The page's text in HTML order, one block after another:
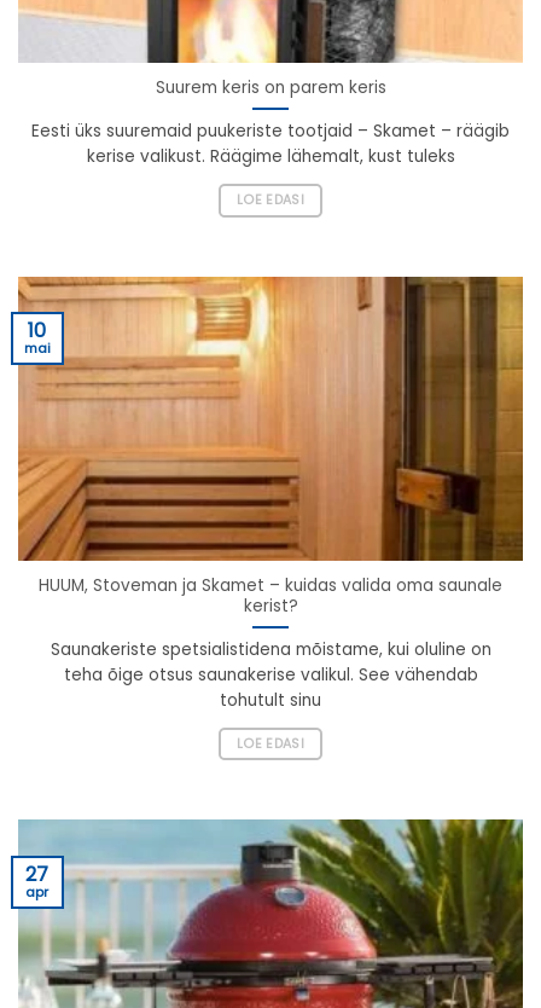
Suurem keris on parem keris
Eesti üks suuremaid puukeriste tootjaid – Skamet – räägib
kerise valikust. Räägime lähemalt, kust tuleks
LOE EDASI
HUUM, Stoveman ja Skamet – kuidas valida oma saunale
kerist?
Saunakeriste spetsialistidena mõistame, kui oluline on
teha õige otsus saunakerise valikul. See vähendab
tohutult sinu
LOE EDASI
10
mai
27
apr